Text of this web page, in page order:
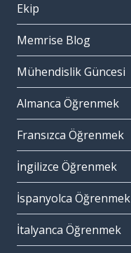
Ekip
Memrise Blog
Mühendislik Güncesi
Almanca Öğrenmek
Fransızca Öğrenmek
İngilizce Öğrenmek
İspanyolca Öğrenmek
İtalyanca Öğrenmek